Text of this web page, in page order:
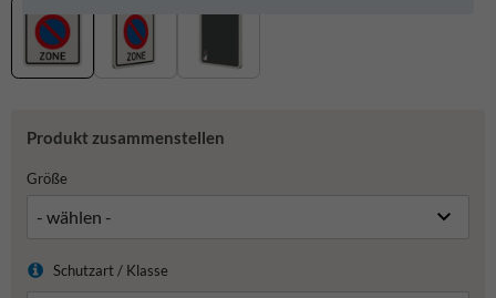
Produkt zusammenstellen
Größe
Schutzart / Klasse